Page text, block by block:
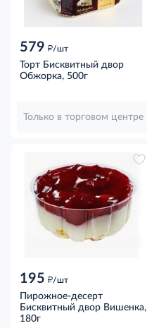
579 д/шт
Торт Бисквитный двор
Обжорка, 500г
Только в торговом центре
195 д/шт
Пирожное-десерт
Бисквитный двор Вишенка,
180г